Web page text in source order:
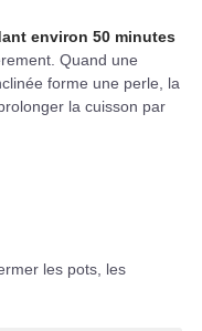
environ 50 minutes
Quand une
forme une perle, la
la cuisson par
les pots, les